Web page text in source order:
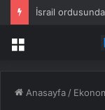
Menü
Anasayfa /